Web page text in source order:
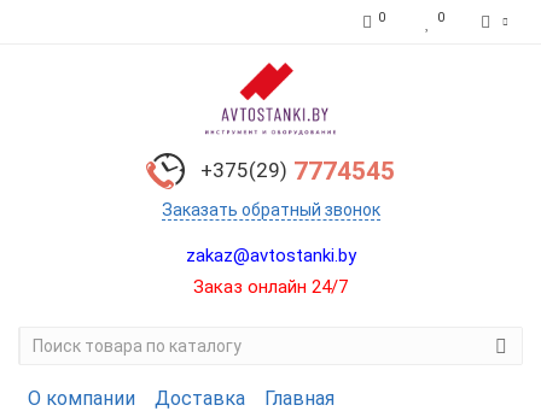
0 0
+375(29) 7774545
Заказать обратный звонок
zakaz@avtostanki.by
Заказ онлайн 24/7
О компании Доставка Главная